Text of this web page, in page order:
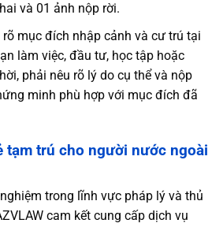
và 01 ảnh nộp rời.
mục đích nhập cảnh và cư trú tại
làm việc, đầu tư, học tập hoặc
phải nêu rõ lý do cụ thể và nộp
minh phù hợp với mục đích đã
tạm trú cho người nước ngoài
trong lĩnh vực pháp lý và thủ
cam kết cung cấp dịch vụ